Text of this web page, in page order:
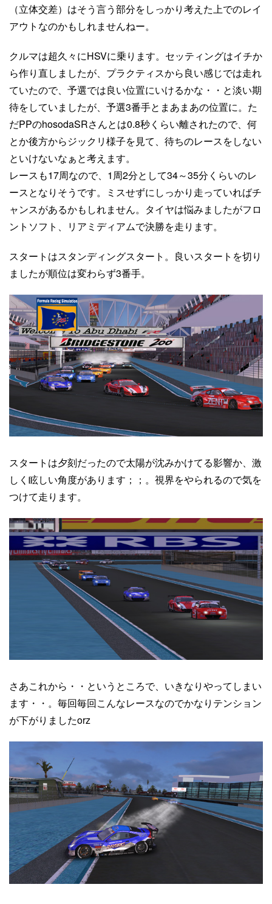
（立体交差）はそう言う部分をしっかり考えた上でのレイ
アウトなのかもしれませんねー。
クルマは超久々にHSVに乗ります。セッティングはイチか
ら作り直しましたが、プラクティスから良い感じでは走れ
ていたので、予選では良い位置にいけるかな・・と淡い期
待をしていましたが、予選3番手とまあまあの位置に。た
だPPのhosodaSRさんとは0.8秒くらい離されたので、何
とか後方からジックリ様子を見て、待ちのレースをしない
といけないなぁと考えます。
レースも17周なので、1周2分として34～35分くらいのレ
ースとなりそうです。ミスせずにしっかり走っていればチ
ャンスがあるかもしれません。タイヤは悩みましたがフロ
ントソフト、リアミディアムで決勝を走ります。
スタートはスタンディングスタート。良いスタートを切り
ましたが順位は変わらず3番手。
スタートは夕刻だったので太陽が沈みかけてる影響か、激
しく眩しい角度があります；；。視界をやられるので気を
つけて走ります。
さあこれから・・というところで、いきなりやってしまい
ます・・。毎回毎回こんなレースなのでかなりテンション
が下がりましたorz